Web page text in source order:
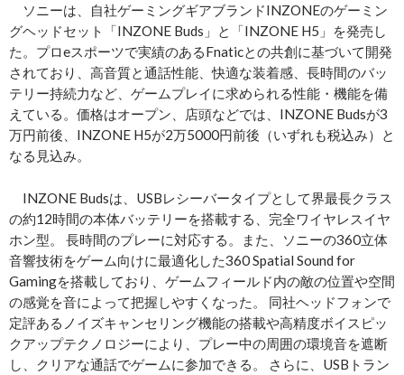
ソニーは、自社ゲーミングギアブランドINZONEのゲーミン
グヘッドセット「INZONE Buds」と「INZONE H5」を発売し
た。プロeスポーツで実績のあるFnaticとの共創に基づいて開発
されており、高音質と通話性能、快適な装着感、長時間のバッ
テリー持続力など、ゲームプレイに求められる性能・機能を備
えている。価格はオープン、店頭などでは、INZONE Budsが3
万円前後、INZONE H5が2万5000円前後（いずれも税込み）と
なる見込み。
INZONE Budsは、USBレシーバータイプとして界最長クラス
の約12時間の本体バッテリーを搭載する、完全ワイヤレスイヤ
ホン型。 長時間のプレーに対応する。また、ソニーの360立体
音響技術をゲーム向けに最適化した360 Spatial Sound for
Gamingを搭載しており、ゲームフィールド内の敵の位置や空間
の感覚を音によって把握しやすくなった。 同社ヘッドフォンで
定評あるノイズキャンセリング機能の搭載や高精度ボイスピッ
クアップテクノロジーにより、プレー中の周囲の環境音を遮断
し、クリアな通話でゲームに参加できる。 さらに、USBトラン